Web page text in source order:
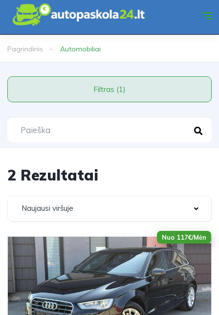
Pagrindinis Automobiliai
Filtras (1)
2 Rezultatai
Naujausi viršuje
Nuo 117€/Mėn